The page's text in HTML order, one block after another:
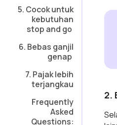
5. Cocok untuk
kebutuhan
stop and go
6. Bebas ganjil
genap
7. Pajak lebih
terjangkau
Frequently
Asked
Questions:
2.